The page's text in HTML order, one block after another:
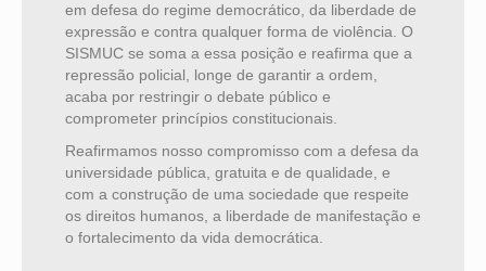
em defesa do regime democrático, da liberdade de
expressão e contra qualquer forma de violência. O
SISMUC se soma a essa posição e reafirma que a
repressão policial, longe de garantir a ordem,
acaba por restringir o debate público e
comprometer princípios constitucionais.
Reafirmamos nosso compromisso com a defesa da
universidade pública, gratuita e de qualidade, e
com a construção de uma sociedade que respeite
os direitos humanos, a liberdade de manifestação e
o fortalecimento da vida democrática.